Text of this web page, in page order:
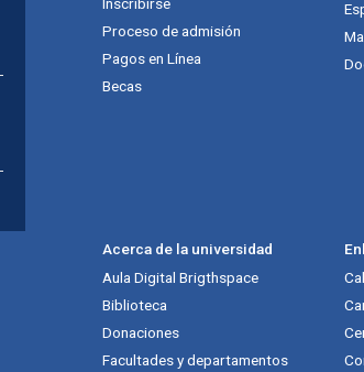
Proceso de admisión
Pagos en Línea
Becas
Acerca de la universidad
Aula Digital Brigthspace
Biblioteca
Donaciones
Facultades y departamentos